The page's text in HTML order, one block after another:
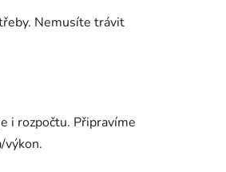
Nemusíte trávit
i rozpočtu. Připravíme
výkon.